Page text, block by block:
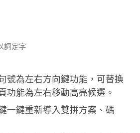
詞定字
號為左右方向鍵功能，可替換
功能為左右移動高亮候選。
一鍵重新導入雙拼方案、碼